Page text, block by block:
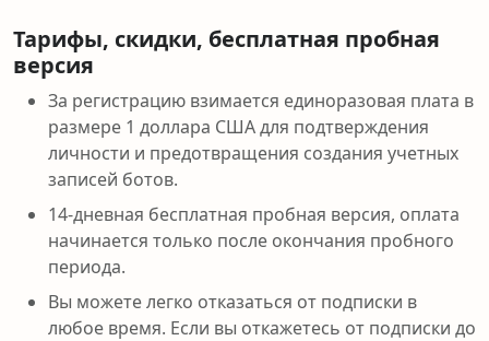
Тарифы, скидки, бесплатная пробная
версия
За регистрацию взимается единоразовая плата в
размере 1 доллара США для подтверждения
личности и предотвращения создания учетных
записей ботов.
14-дневная бесплатная пробная версия, оплата
начинается только после окончания пробного
периода.
Вы можете легко отказаться от подписки в
любое время. Если вы откажетесь от подписки до